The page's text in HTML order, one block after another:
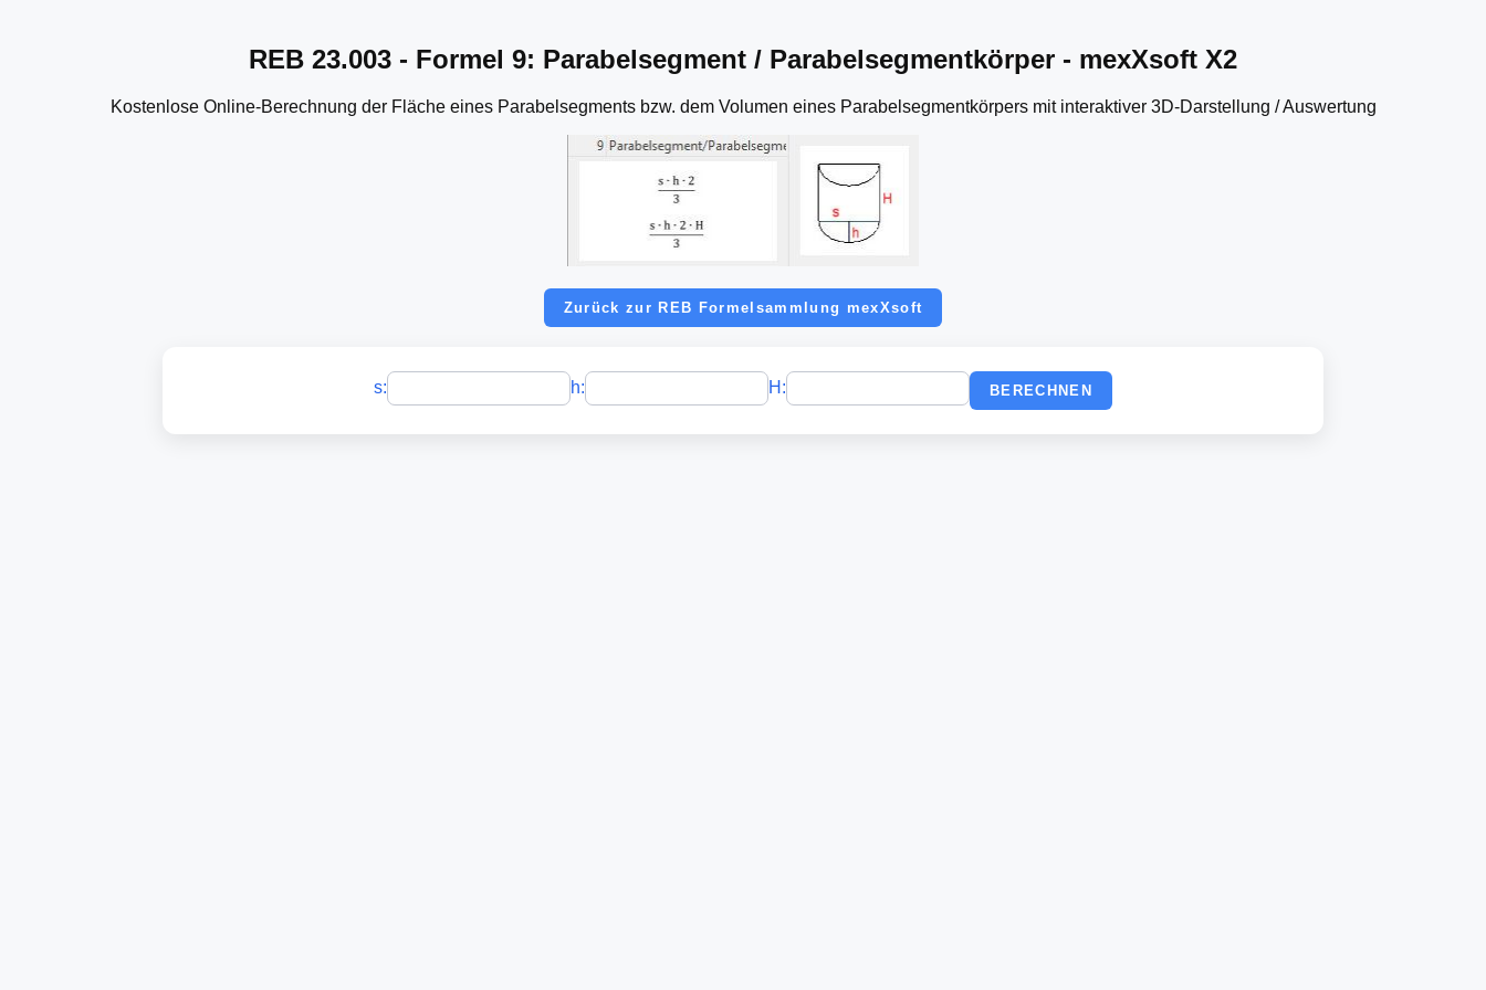
REB 23.003 - Formel 9: Parabelsegment / Parabelsegmentkörper - mexXsoft X2
Kostenlose Online-Berechnung der Fläche eines Parabelsegments bzw. dem Volumen eines Parabelsegmentkörpers mit interaktiver 3D-Darstellung / Auswertung
Zurück zur REB Formelsammlung mexXsoft
s: h: H: BERECHNEN